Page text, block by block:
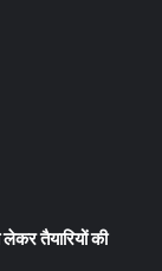
तैयारियों की